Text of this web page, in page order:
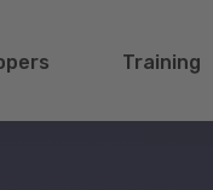
Training